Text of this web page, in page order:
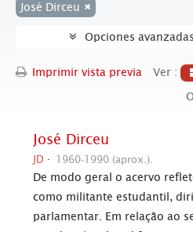
José Dirceu
Opciones
Imprimir vista previa
Ver :
José Dirceu
JD 1960-1990 (aprox.).
De modo geral o acervo
como militante estudantil,
parlamentar. Em relação ao